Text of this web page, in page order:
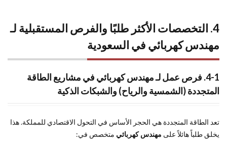
4. التخصصات الأكثر طلبًا والفرص المستقبلية لـ
مهندس كهربائي في السعودية
4-1. فرص عمل لـ مهندس كهربائي في مشاريع الطاقة
المتجددة (الشمسية والرياح) والشبكات الذكية
تعد الطاقة المتجددة هي الحجر الأساس في التحول الاقتصادي للمملكة. هذا
يخلق طلباً هائلاً على مهندس كهربائي متخصص في: